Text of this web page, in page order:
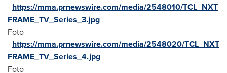
- https://mma.prnewswire.com/media/2548010/TCL_NXT
FRAME_TV_Series_3.jpg
Foto
- https://mma.prnewswire.com/media/2548020/TCL_NXT
FRAME_TV_Series_4.jpg
Foto